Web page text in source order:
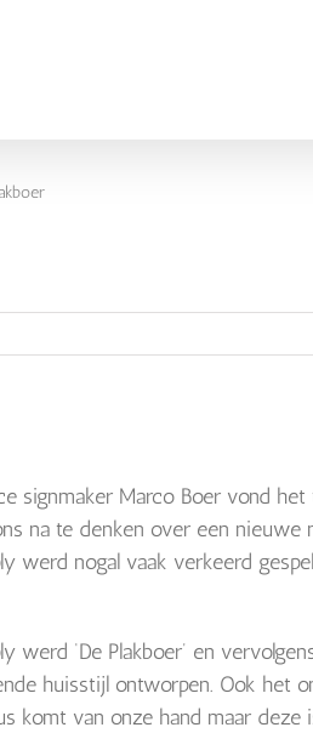
signmaker Marco Boer vond
na te denken over een nieuwe
werd nogal vaak verkeerd
werd ‘De Plakboer’ en
huisstijl ontworpen. Ook het
komt van onze hand maar